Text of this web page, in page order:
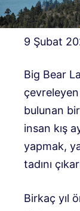
9 Şubat
Big Bear
bulunan
insan kış
yapmak,
tadını
Birkaç yıl